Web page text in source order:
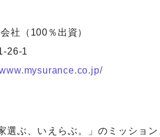
社（100％出資）
26-1
選ぶ、いえらぶ。」のミッショ